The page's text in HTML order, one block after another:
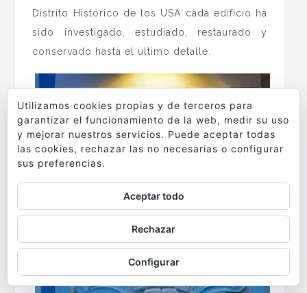
Distrito Histórico de los USA cada edificio ha
sido investigado, estudiado, restaurado y
conservado hasta el último detalle.
Utilizamos cookies propias y de terceros para
garantizar el funcionamiento de la web, medir su uso
y mejorar nuestros servicios. Puede aceptar todas
las cookies, rechazar las no necesarias o configurar
sus preferencias.
Aceptar todo
Rechazar
Configurar